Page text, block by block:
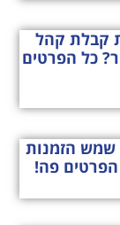
קבלת קהל
כל הפרטים
שמש הזמנות
הפרטים פה!